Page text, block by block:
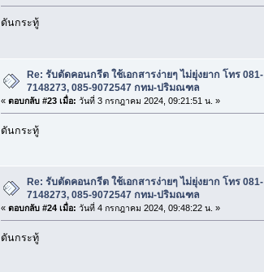
ดันกระทู้
Re: รับตัดคอนกรีต ใช้เอกสารง่ายๆ ไม่ยุ่งยาก โทร 081-
7148273, 085-9072547 กทม-ปริมณฑล
« ตอบกลับ #23 เมื่อ: วันที่ 3 กรกฎาคม 2024, 09:21:51 น. »
ดันกระทู้
Re: รับตัดคอนกรีต ใช้เอกสารง่ายๆ ไม่ยุ่งยาก โทร 081-
7148273, 085-9072547 กทม-ปริมณฑล
« ตอบกลับ #24 เมื่อ: วันที่ 4 กรกฎาคม 2024, 09:48:22 น. »
ดันกระทู้